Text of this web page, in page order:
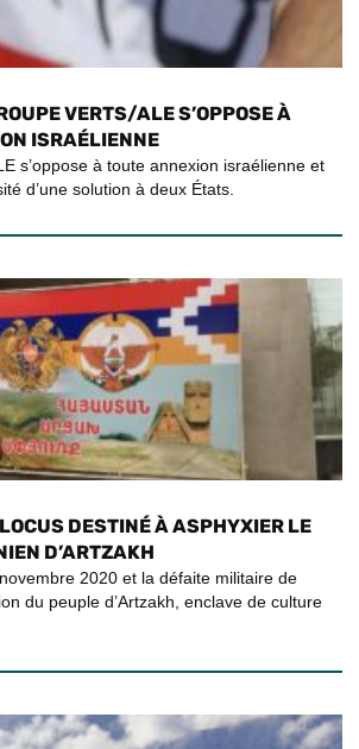
VERTS/ALE S’OPPOSE À
ISRAÉLIENNE
s’oppose à toute annexion israélienne et
d’une solution à deux États.
DESTINÉ À ASPHYXIER LE
D’ARTZAKH
2020 et la défaite militaire de
du peuple d’Artzakh, enclave de culture